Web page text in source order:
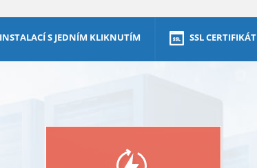
S JEDNÍM KLIKNUTÍM SSL CERTIFIKÁT